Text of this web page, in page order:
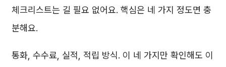
체크리스트는 길 필요 없어요. 핵심은 네 가지 정도면 충
분해요.
통화, 수수료, 실적, 적립 방식. 이 네 가지만 확인해도 이